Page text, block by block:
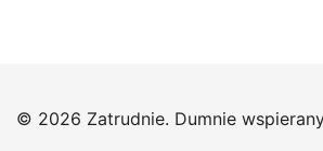
© 2026 Zatrudnie. Dumnie